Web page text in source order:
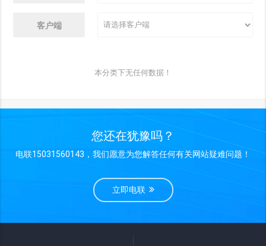
客户端
本分类下无任何数据！
您还在犹豫吗？
电联15031560143，我们愿意为您解答任何有关网站疑难问题！
立即电联